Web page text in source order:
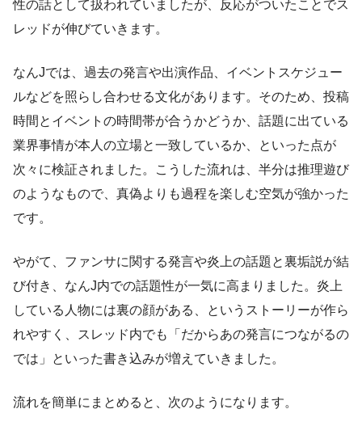
性の話として扱われていましたが、反応がついたことでス
レッドが伸びていきます。
なんJでは、過去の発言や出演作品、イベントスケジュー
ルなどを照らし合わせる文化があります。そのため、投稿
時間とイベントの時間帯が合うかどうか、話題に出ている
業界事情が本人の立場と一致しているか、といった点が
次々に検証されました。こうした流れは、半分は推理遊び
のようなもので、真偽よりも過程を楽しむ空気が強かった
です。
やがて、ファンサに関する発言や炎上の話題と裏垢説が結
び付き、なんJ内での話題性が一気に高まりました。炎上
している人物には裏の顔がある、というストーリーが作ら
れやすく、スレッド内でも「だからあの発言につながるの
では」といった書き込みが増えていきました。
流れを簡単にまとめると、次のようになります。